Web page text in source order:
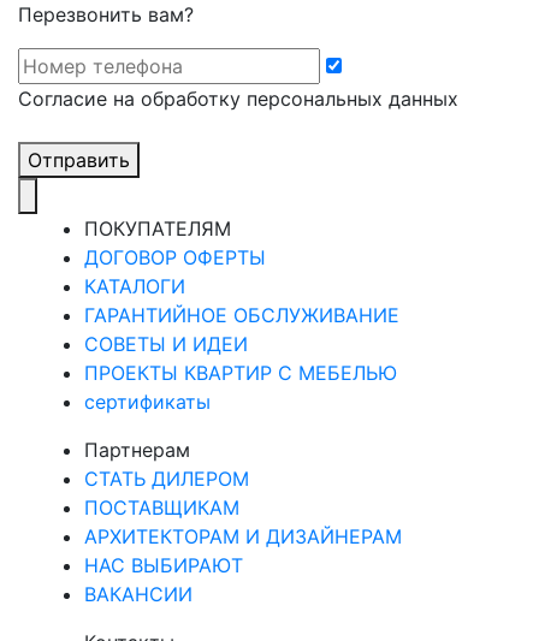
Перезвонить вам?
Cогласие на обработку персональных данных
Отправить
ПОКУПАТЕЛЯМ
ДОГОВОР ОФЕРТЫ
КАТАЛОГИ
ГАРАНТИЙНОЕ ОБСЛУЖИВАНИЕ
СОВЕТЫ И ИДЕИ
ПРОЕКТЫ КВАРТИР С МЕБЕЛЬЮ
сертификаты
Партнерам
СТАТЬ ДИЛЕРОМ
ПОСТАВЩИКАМ
АРХИТЕКТОРАМ И ДИЗАЙНЕРАМ
НАС ВЫБИРАЮТ
ВАКАНСИИ